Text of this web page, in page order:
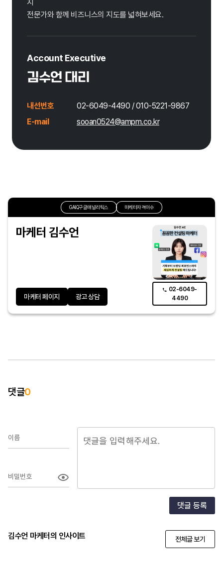
지
전문가와 함께 비즈니스의 지도를 넓혀보세요.
Account Executive
김수언 대리
내선번호
02-6049-4490 / 010-5221-9867
E-mail
sooan0524@ampm.co.kr
GAIQ구글애널리틱스 마케터자격이수
마케터 김수언
마케터 페이지 광고 상담
02-6049-
4490
댓글0
이름
비밀번호
댓글 등록
김수언 마케터의 인사이트 전체글 보기